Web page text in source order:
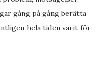
gång på gång berätta
hela tiden varit för